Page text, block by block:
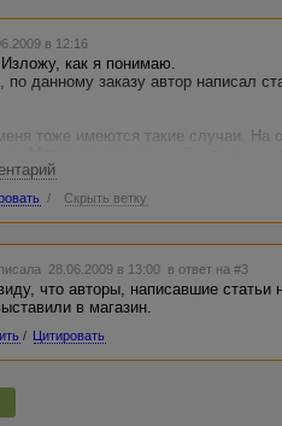
в 12:16
как я понимаю.
по данному заказу автор написал
тоже имеются такие случаи. На
статьи, чтоб не обидеть автора.
Получается, что вторая
Что с ними делать, ума не
что аналогичный материал уже
продажу.
купил статью, чтоб продать. И в
прибыль. Вы прям в совдеповское
/ Скрыть ветку
28.06.2009 в 13:00 в ответ на #3
что авторы, написавшие статьи
в магазин.
/ Цитировать